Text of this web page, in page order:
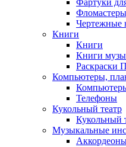
Фартуки
Чертежные
Книги
Книги
Книги
Раскраски
Компьютеры,
Телефоны
Кукольный театр
Кукольный
Музыкальные